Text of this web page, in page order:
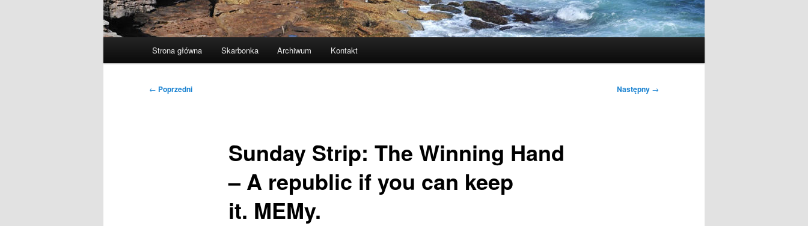
Strona główna Skarbonka Archiwum Kontakt
Nawigacja
← Poprzedni Następny →
Sunday Strip: The Winning Hand
– A republic if you can keep
it. MEMy.